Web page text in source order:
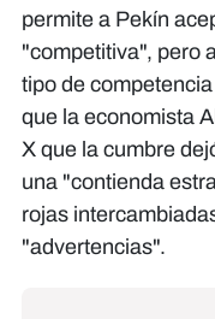
permite a Pekín
"competitiva", pero
tipo de
que la economista
X que la cumbre
una "contienda
rojas
"advertencias".